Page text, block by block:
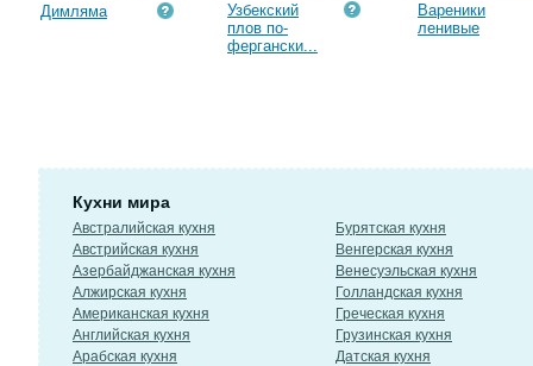
Димляма
Узбекский
плов по-
фергански...
Вареники
ленивые
Кухни мира
Австралийская кухня
Австрийская кухня
Азербайджанская кухня
Алжирская кухня
Американская кухня
Английская кухня
Арабская кухня
Бурятская кухня
Венгерская кухня
Венесуэльская кухня
Голландская кухня
Греческая кухня
Грузинская кухня
Датская кухня